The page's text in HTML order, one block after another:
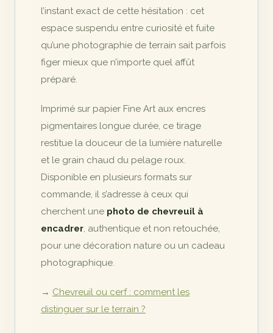
l’instant exact de cette hésitation : cet
espace suspendu entre curiosité et fuite
qu’une photographie de terrain sait parfois
figer mieux que n’importe quel affût
préparé.
Imprimé sur papier Fine Art aux encres
pigmentaires longue durée, ce tirage
restitue la douceur de la lumière naturelle
et le grain chaud du pelage roux.
Disponible en plusieurs formats sur
commande, il s’adresse à ceux qui
cherchent une photo de chevreuil à
encadrer, authentique et non retouchée,
pour une décoration nature ou un cadeau
photographique.
→ Chevreuil ou cerf : comment les
distinguer sur le terrain ?